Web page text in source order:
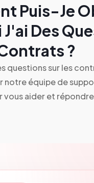
Puis-Je
J'ai Des
?
questions sur les
notre équipe de
vous aider et